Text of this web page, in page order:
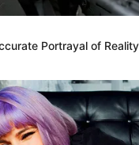
Portrayal of